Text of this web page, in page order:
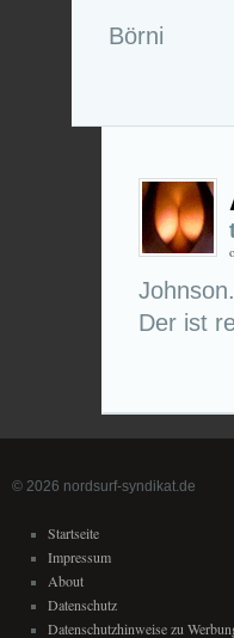
Börni
Johnson.
Der ist
© 2026 nordsurf-syndikat.de
Startseite
Impressum
About
Datenschutz
Datenschutzhinweise zu